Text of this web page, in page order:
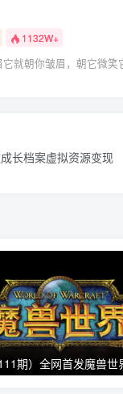
1132W+
就朝你皱眉，朝它微笑
长档案虚拟资源变现